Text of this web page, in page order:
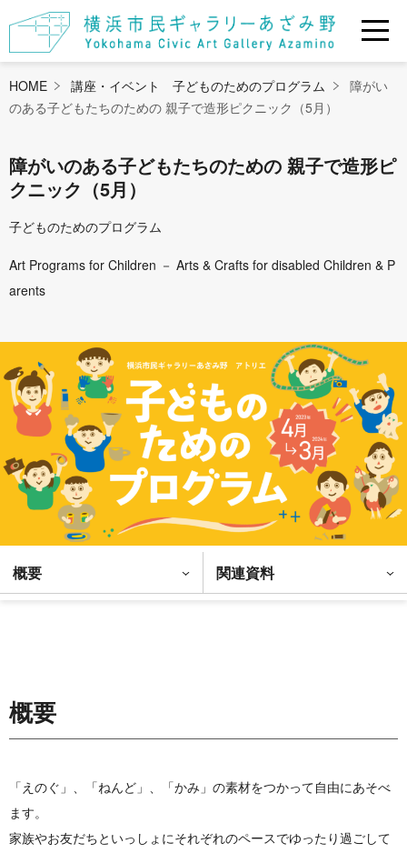
HOME 講座・イベント 子どものためのプログラム
障がい
のある子どもたちのための 親子で造形ピクニック（5月）
障がいのある子どもたちのための 親子で造形ピ
クニック（5月）
子どものためのプログラム
Art Programs for Children － Arts & Crafts for disabled Children & P
arents
概要 関連資料
概要
「えのぐ」、「ねんど」、「かみ」の素材をつかって自由にあそべ
ます。
家族やお友だちといっしょにそれぞれのペースでゆったり過ごして